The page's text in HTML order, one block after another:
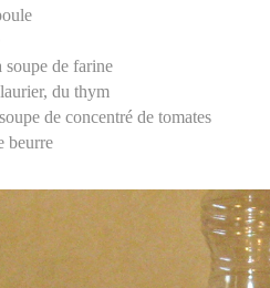
soupe de farine
du thym
de concentré de tomates
beurre